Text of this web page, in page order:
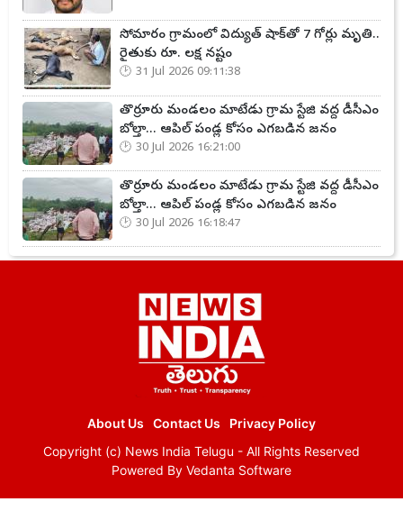
సోమారం గ్రామంలో విద్యుత్ షాక్‌తో 7 గోర్లు మృతి..
రైతుకు రూ. లక్ష నష్టం
31 Jul 2026 09:11:38
తొర్రూరు మండలం మాటేడు గ్రామ స్టేజి వద్ద డీసీఎం
బోల్తా... ఆపిల్ పండ్ల కోసం ఎగబడిన జనం
30 Jul 2026 16:21:00
తొర్రూరు మండలం మాటేడు గ్రామ స్టేజి వద్ద డీసీఎం
బోల్తా... ఆపిల్ పండ్ల కోసం ఎగబడిన జనం
30 Jul 2026 16:18:47
About Us Contact Us
Privacy Policy
Copyright (c) News India Telugu - All Rights Reserved
Powered By Vedanta Software